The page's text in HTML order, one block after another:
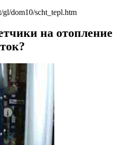
dom10/scht_tepl.htm
на отопление